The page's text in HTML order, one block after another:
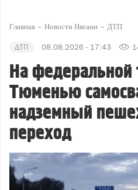
Главная Новости Нягани ДТП
ДТП 08.08.2026 - 17:43
На федеральной
Тюменью
надземный
переход